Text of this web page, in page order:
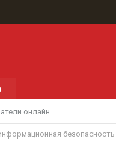
онлайн
безопасность